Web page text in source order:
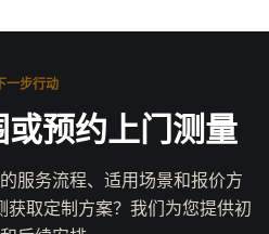
下一步行动
预约上门测量
服务流程、适用场景和报价方
获取定制方案？我们为您提供初